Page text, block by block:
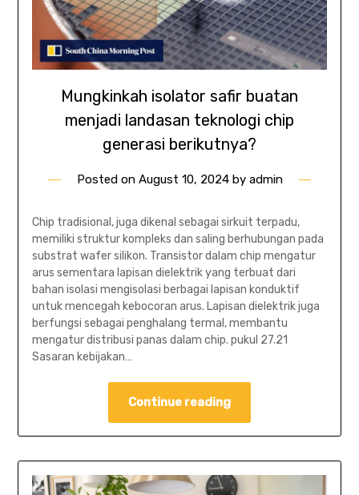
Mungkinkah isolator safir buatan
menjadi landasan teknologi chip
generasi berikutnya?
Posted on August 10, 2024by admin
Chip tradisional, juga dikenal sebagai sirkuit terpadu,
memiliki struktur kompleks dan saling berhubungan pada
substrat wafer silikon. Transistor dalam chip mengatur
arus sementara lapisan dielektrik yang terbuat dari
bahan isolasi mengisolasi berbagai lapisan konduktif
untuk mencegah kebocoran arus. Lapisan dielektrik juga
berfungsi sebagai penghalang termal, membantu
mengatur distribusi panas dalam chip. pukul 27.21
Sasaran kebijakan…
Continue reading